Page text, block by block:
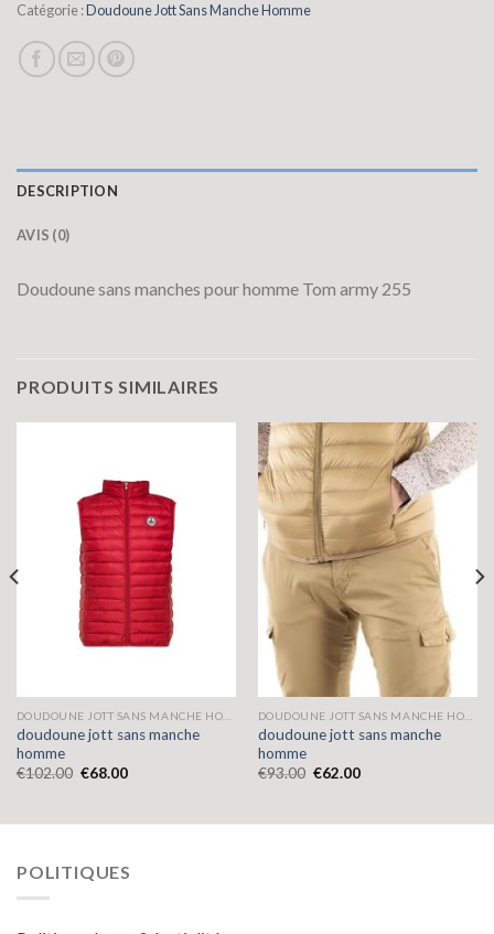
Catégorie :Doudoune Jott Sans Manche Homme
DESCRIPTION
AVIS (0)
Doudoune sans manches pour homme Tom army 255
PRODUITS SIMILAIRES
doudoune jott sans manche
homme
€102.00 €68.00
doudoune jott sans manche
homme
€93.00 €62.00
POLITIQUES